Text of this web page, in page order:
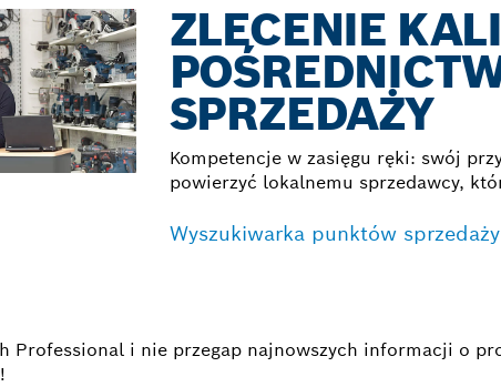
ZLECENIE
SPRZEDAŻY
Kompetencje w zasięgu ręki: swój
powierzyć lokalnemu sprzedawcy,
Wyszukiwarka punktów sprzedaży
Professional i nie przegap najnowszych informacji o